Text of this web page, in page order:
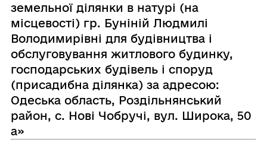
земельної ділянки в натурі (на
місцевості) гр. Буніній Людмилі
Володимирівні для будівництва і
обслуговування житлового будинку,
господарських будівель і споруд
(присадибна ділянка) за адресою:
Одеська область, Роздільнянський
район, с. Нові Чобручі, вул. Широка, 50
а»